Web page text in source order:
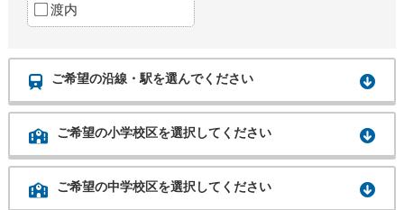
渡内
ご希望の沿線・駅を選んでください
ご希望の小学校区を選択してください
ご希望の中学校区を選択してください